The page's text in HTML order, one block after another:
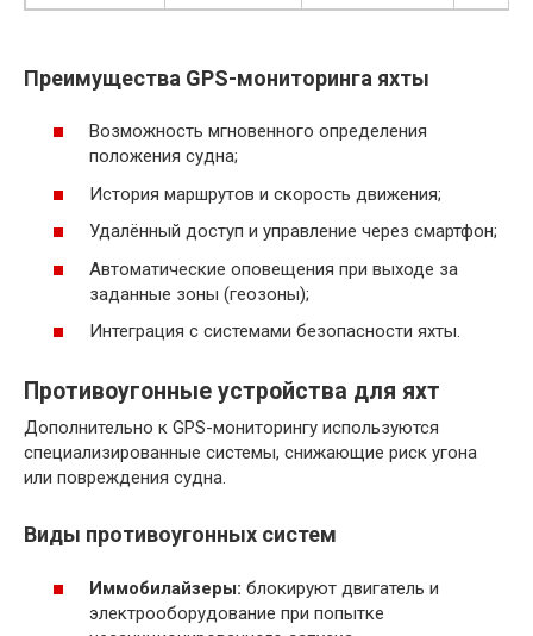
Преимущества GPS-мониторинга яхты
Возможность мгновенного определения
положения судна;
История маршрутов и скорость движения;
Удалённый доступ и управление через смартфон;
Автоматические оповещения при выходе за
заданные зоны (геозоны);
Интеграция с системами безопасности яхты.
Противоугонные устройства для яхт
Дополнительно к GPS-мониторингу используются
специализированные системы, снижающие риск угона
или повреждения судна.
Виды противоугонных систем
Иммобилайзеры: блокируют двигатель и
электрооборудование при попытке